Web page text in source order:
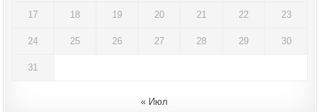
17 18 19 20 21 22 23
24 25 26 27 28 29 30
31
« Июл